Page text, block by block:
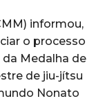
informou,
o processo
Medalha de
de jiu-jítsu
Nonato